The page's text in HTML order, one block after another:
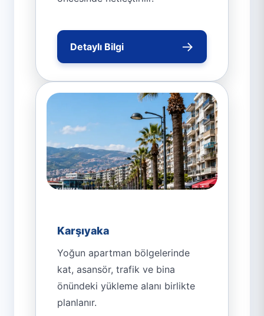
Detaylı Bilgi →
Karşıyaka
Yoğun apartman bölgelerinde
kat, asansör, trafik ve bina
önündeki yükleme alanı birlikte
planlanır.